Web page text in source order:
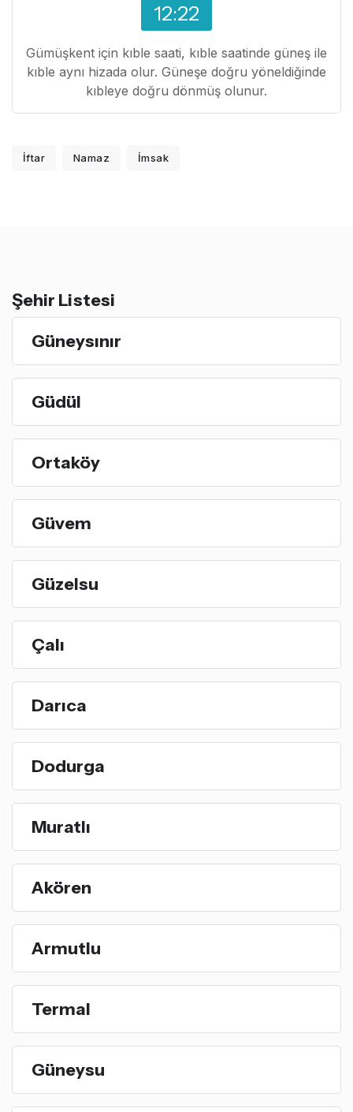
12:22
Gümüşkent için kıble saati, kıble saatinde güneş ile
kıble aynı hizada olur. Güneşe doğru yöneldiğinde
kıbleye doğru dönmüş olunur.
İftar Namaz İmsak
Şehir Listesi
Güneysınır
Güdül
Ortaköy
Güvem
Güzelsu
Çalı
Darıca
Dodurga
Muratlı
Akören
Armutlu
Termal
Güneysu